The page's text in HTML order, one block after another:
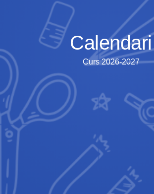
Calendari
Curs 2026-2027